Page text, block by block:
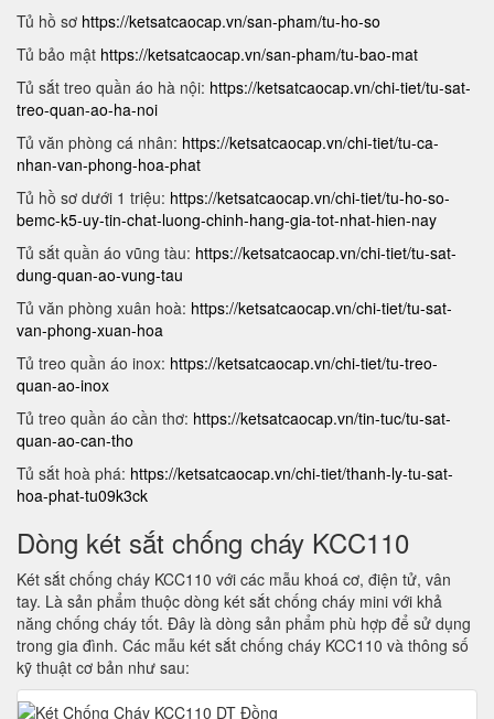
Tủ hồ sơ https://ketsatcaocap.vn/san-pham/tu-ho-so
Tủ bảo mật https://ketsatcaocap.vn/san-pham/tu-bao-mat
Tủ sắt treo quần áo hà nội: https://ketsatcaocap.vn/chi-tiet/tu-sat-
treo-quan-ao-ha-noi
Tủ văn phòng cá nhân: https://ketsatcaocap.vn/chi-tiet/tu-ca-
nhan-van-phong-hoa-phat
Tủ hồ sơ dưới 1 triệu: https://ketsatcaocap.vn/chi-tiet/tu-ho-so-
bemc-k5-uy-tin-chat-luong-chinh-hang-gia-tot-nhat-hien-nay
Tủ sắt quần áo vũng tàu: https://ketsatcaocap.vn/chi-tiet/tu-sat-
dung-quan-ao-vung-tau
Tủ văn phòng xuân hoà: https://ketsatcaocap.vn/chi-tiet/tu-sat-
van-phong-xuan-hoa
Tủ treo quần áo inox: https://ketsatcaocap.vn/chi-tiet/tu-treo-
quan-ao-inox
Tủ treo quần áo cần thơ: https://ketsatcaocap.vn/tin-tuc/tu-sat-
quan-ao-can-tho
Tủ sắt hoà phá: https://ketsatcaocap.vn/chi-tiet/thanh-ly-tu-sat-
hoa-phat-tu09k3ck
Dòng két sắt chống cháy KCC110
Két sắt chống cháy KCC110 với các mẫu khoá cơ, điện tử, vân
tay. Là sản phẩm thuộc dòng két sắt chống cháy mini với khả
năng chống cháy tốt. Đây là dòng sản phẩm phù hợp để sử dụng
trong gia đình. Các mẫu két sắt chống cháy KCC110 và thông số
kỹ thuật cơ bản như sau: